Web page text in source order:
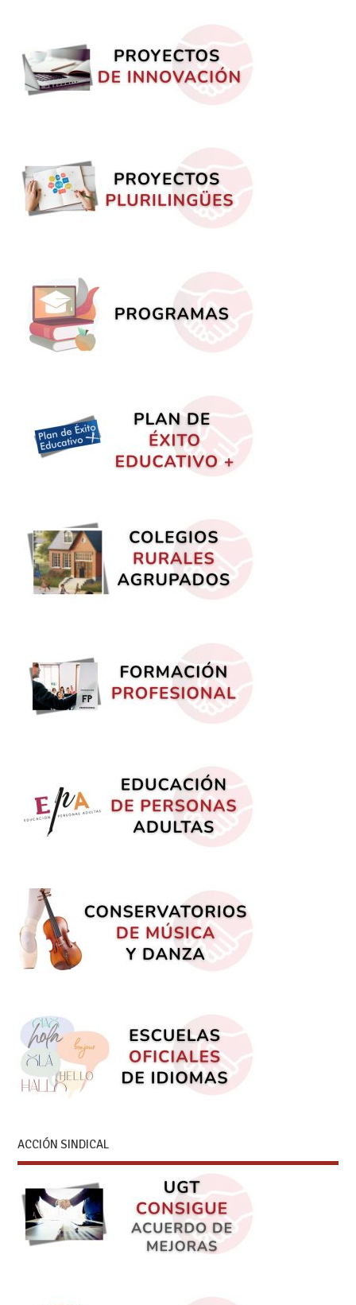
ACCIÓN SINDICAL